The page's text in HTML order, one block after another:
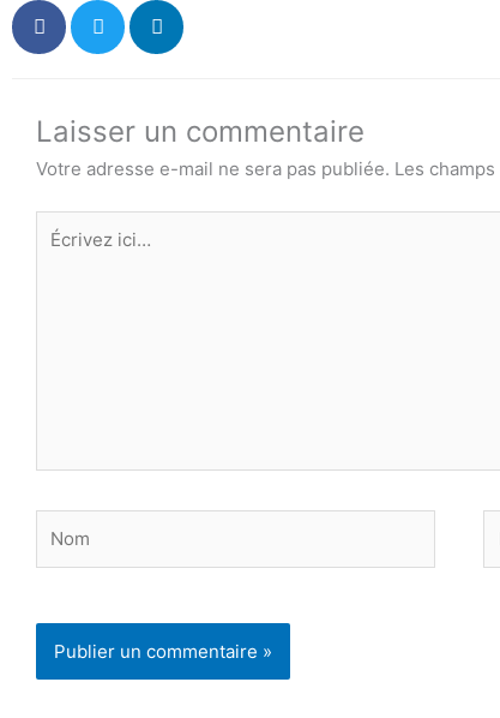
Laisser un commentaire
Votre adresse e-mail ne sera pas publiée. Les
Écrivez
ici…